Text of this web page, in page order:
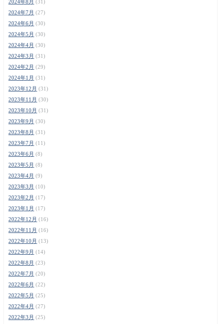
2024年8月 (31)
2024年7月 (27)
2024年6月 (30)
2024年5月 (30)
2024年4月 (30)
2024年3月 (31)
2024年2月 (29)
2024年1月 (31)
2023年12月 (31)
2023年11月 (30)
2023年10月 (31)
2023年9月 (30)
2023年8月 (31)
2023年7月 (11)
2023年6月 (8)
2023年5月 (8)
2023年4月 (9)
2023年3月 (10)
2023年2月 (17)
2023年1月 (17)
2022年12月 (16)
2022年11月 (16)
2022年10月 (13)
2022年9月 (14)
2022年8月 (23)
2022年7月 (20)
2022年6月 (22)
2022年5月 (25)
2022年4月 (27)
2022年3月 (25)